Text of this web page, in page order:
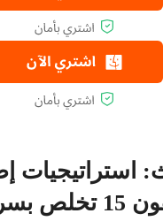
استراتيجيات